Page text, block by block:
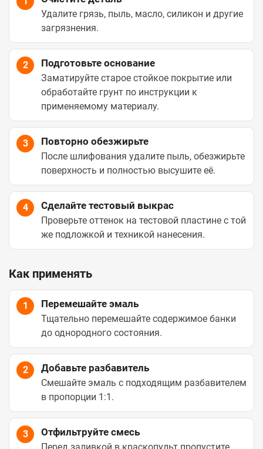
Удалите грязь, пыль, масло, силикон и другие
загрязнения.
2 Подготовьте основание
Заматируйте старое стойкое покрытие или
обработайте грунт по инструкции к
применяемому материалу.
3 Повторно обезжирьте
После шлифования удалите пыль, обезжирьте
поверхность и полностью высушите её.
4 Сделайте тестовый выкрас
Проверьте оттенок на тестовой пластине с той
же подложкой и техникой нанесения.
Как применять
1 Перемешайте эмаль
Тщательно перемешайте содержимое банки
до однородного состояния.
2 Добавьте разбавитель
Смешайте эмаль с подходящим разбавителем
в пропорции 1:1.
3 Отфильтруйте смесь